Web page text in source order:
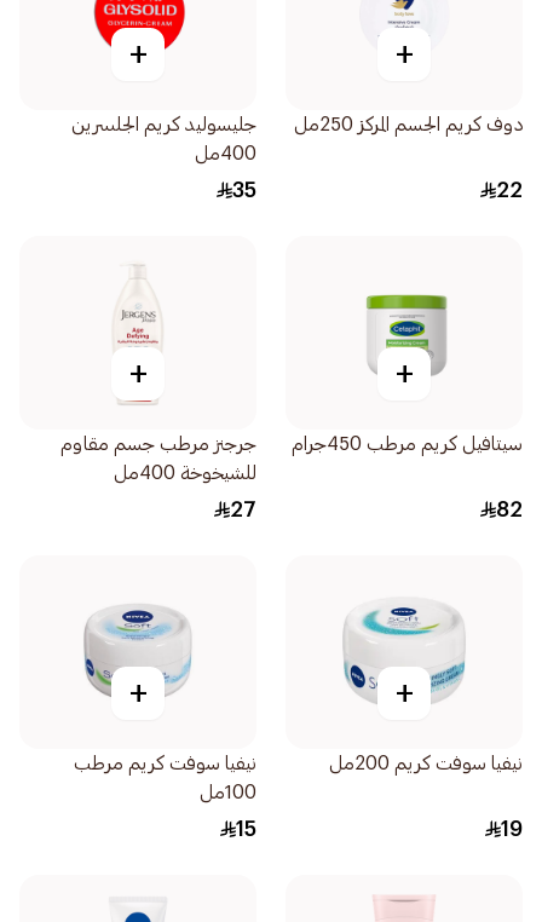
+
دوف كريم الجسم المركز 250مل
22
+
جليسوليد كريم الجلسرين
400مل
35
+
سيتافيل كريم مرطب 450جرام
82
+
جرجنز مرطب جسم مقاوم
للشيخوخة 400مل
27
+
نيفيا سوفت كريم 200مل
19
+
نيفيا سوفت كريم مرطب
100مل
15